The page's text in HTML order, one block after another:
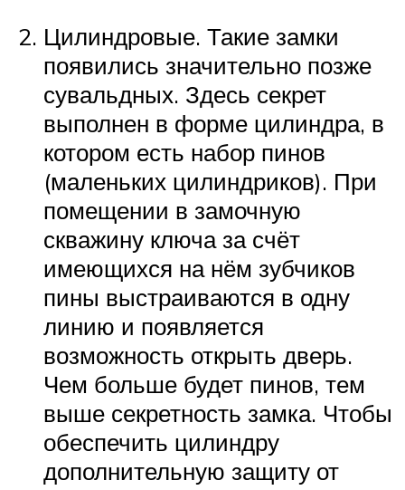
Цилиндровые. Такие замки
появились значительно позже
сувальдных. Здесь секрет
выполнен в форме цилиндра, в
котором есть набор пинов
(маленьких цилиндриков). При
помещении в замочную
скважину ключа за счёт
имеющихся на нём зубчиков
пины выстраиваются в одну
линию и появляется
возможность открыть дверь.
Чем больше будет пинов, тем
выше секретность замка. Чтобы
обеспечить цилиндру
дополнительную защиту от